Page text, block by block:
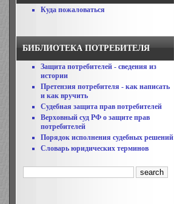
Куда пожаловаться
БИБЛИОТЕКА ПОТРЕБИТЕЛЯ
Защита потребителей - сведения из
истории
Претензия потребителя - как написать
и как вручить
Судебная защита прав потребителей
Верховный суд РФ о защите прав
потребителей
Порядок исполнения судебных решений
Словарь юридических терминов